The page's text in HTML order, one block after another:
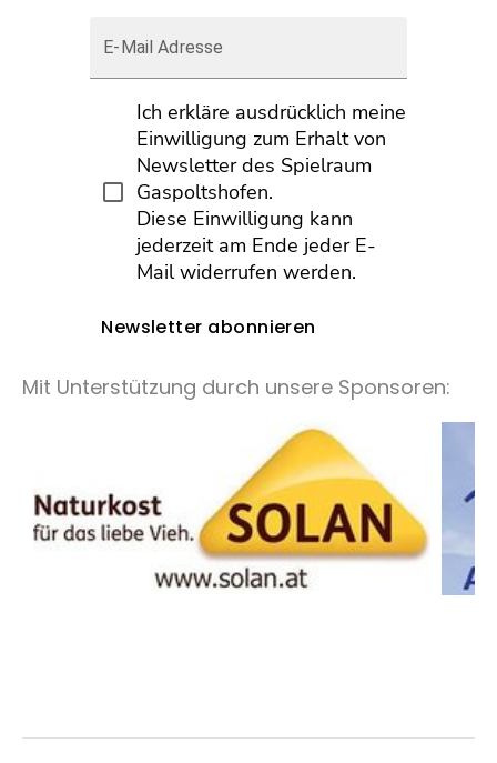
E-Mail Adresse
Ich erkläre ausdrücklich meine
Einwilligung zum Erhalt von
Newsletter des Spielraum
Gaspoltshofen.
Diese Einwilligung kann
jederzeit am Ende jeder E-
Mail widerrufen werden.
Newsletter abonnieren
Mit Unterstützung durch unsere Sponsoren: